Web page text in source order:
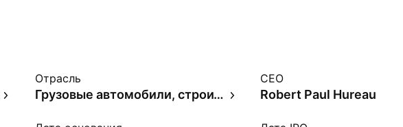
Отрасль
Грузовые автомобили, строительная и сельскохозяйственная техника
CEO
Robert Paul Hureau